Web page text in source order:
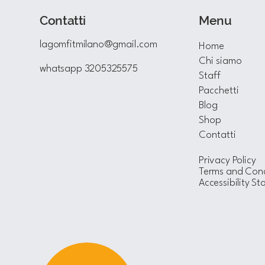
Contatti
lagomfitmilano@gmail.com
whatsapp 3205325575
Menu
Home
Chi siamo
Staff
Pacchetti
Blog
Shop
Contatti
Privacy Policy
Terms and
Accessibility